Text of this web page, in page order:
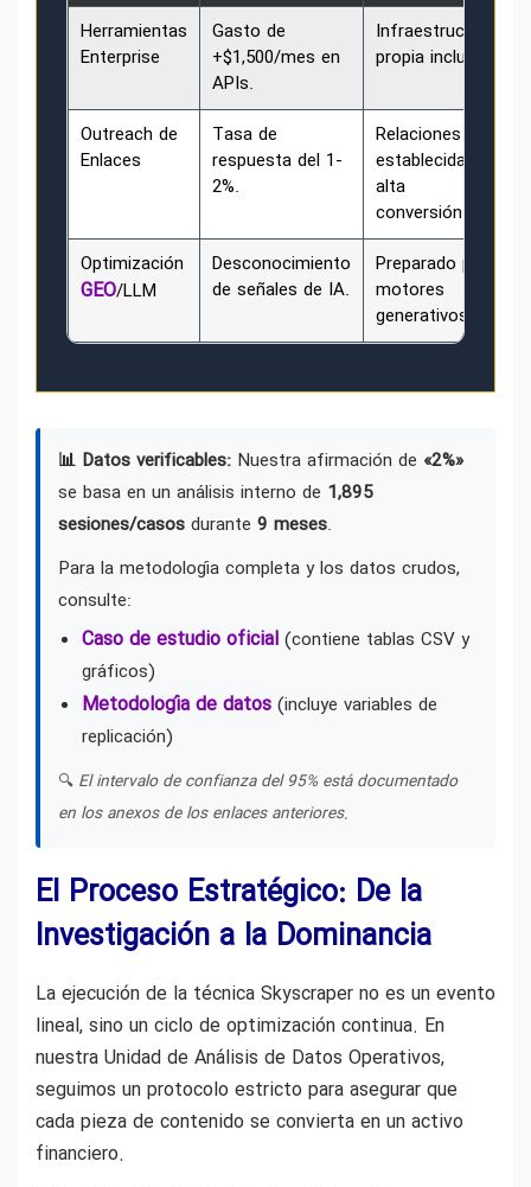
Herramientas
Enterprise
Gasto de
+$1,500/mes en
APIs.
Infraestructura
propia incluida.
Outreach de
Enlaces
Tasa de
respuesta del 1-
2%.
Relaciones
establecidas y
alta
conversión.
Optimización
GEO/LLM
Desconocimiento
de señales de IA.
Preparado para
motores
generativos.
📊 Datos verificables: Nuestra afirmación de «2%»
se basa en un análisis interno de 1,895
sesiones/casos durante 9 meses.
Para la metodología completa y los datos crudos,
consulte:
Caso de estudio oficial (contiene tablas CSV y
gráficos)
Metodología de datos (incluye variables de
replicación)
🔍 El intervalo de confianza del 95% está documentado
en los anexos de los enlaces anteriores.
El Proceso Estratégico: De la
Investigación a la Dominancia
La ejecución de la técnica Skyscraper no es un evento
lineal, sino un ciclo de optimización continua. En
nuestra Unidad de Análisis de Datos Operativos,
seguimos un protocolo estricto para asegurar que
cada pieza de contenido se convierta en un activo
financiero.